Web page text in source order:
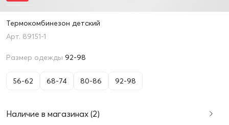
Термокомбинезон детский
89151-1
Размер одежды 92-98
56-62 68-74 80-86 92-98
Наличие в магазинах (2)